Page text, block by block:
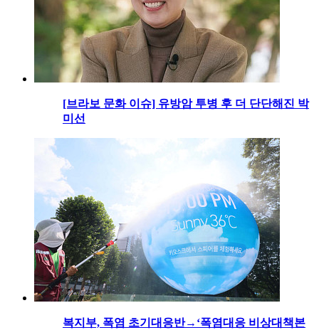
[브라보 문화 이슈] 유방암 투병 후 더 단단해진 박
미선
복지부, 폭염 초기대응반→‘폭염대응 비상대책본